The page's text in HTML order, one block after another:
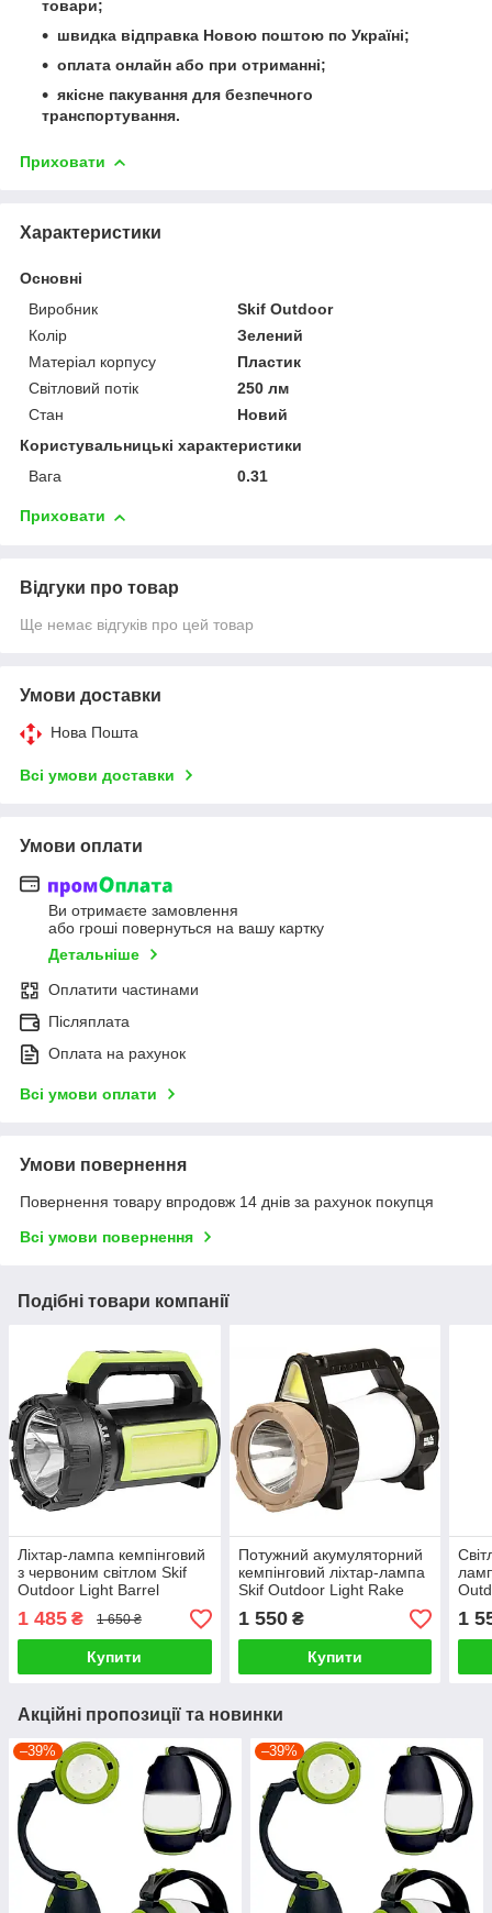
товари;
швидка відправка Новою поштою по Україні;
оплата онлайн або при отриманні;
якісне пакування для безпечного
транспортування.
Приховати
Характеристики
Основні
Виробник
Skif Outdoor
Колір
Зелений
Матеріал корпусу
Пластик
Світловий потік
250 лм
Стан
Новий
Користувальницькі характеристики
Вага
0.31
Приховати
Відгуки про товар
Ще немає відгуків про цей товар
Умови доставки
Нова Пошта
Всі умови доставки
Умови оплати
Ви отримаєте замовлення
або гроші повернуться на вашу картку
Детальніше
Оплатити частинами
Післяплата
Оплата на рахунок
Всі умови оплати
Умови повернення
Повернення товару впродовж 14 днів за рахунок покупця
Всі умови повернення
Подібні товари компанії
Ліхтар-лампа кемпінговий
з червоним світлом Skif
Outdoor Light Barrel
1 485 ₴ 1 650 ₴
Купити
Потужний акумуляторний
кемпінговий ліхтар-лампа
Skif Outdoor Light Rake
1 550₴
Купити
1
Акційні пропозиції та новинки
–39% –39%